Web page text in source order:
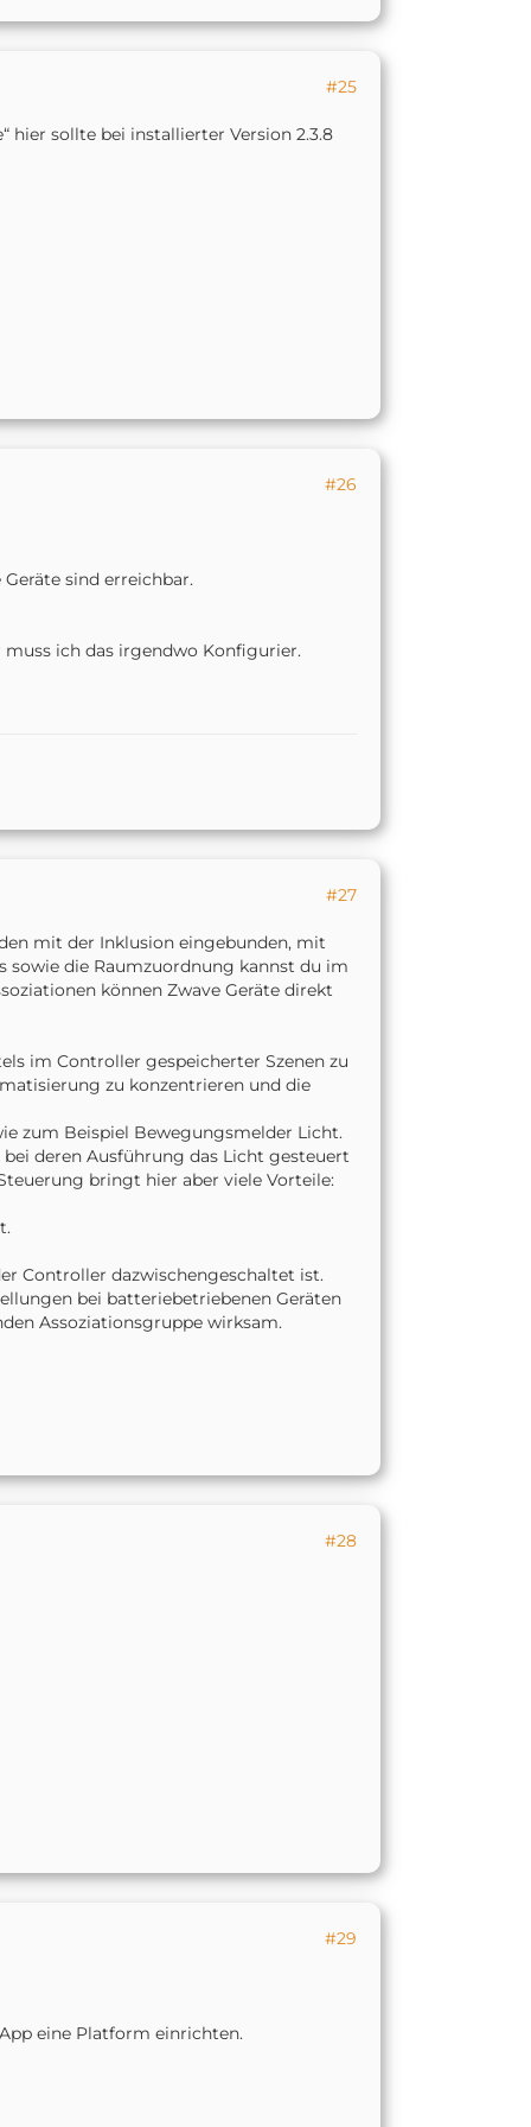
#25
hier sollte bei installierter Version 2.3.8
#26
sind erreichbar.
ich das irgendwo Konfigurier.
#27
mit der Inklusion eingebunden, mit
sowie die Raumzuordnung kannst du im
können Zwave Geräte direkt
im Controller gespeicherter Szenen zu
zu konzentrieren und die
zum Beispiel Bewegungsmelder Licht.
deren Ausführung das Licht gesteuert
bringt hier aber viele Vorteile:
Controller dazwischengeschaltet ist.
bei batteriebetriebenen Geräten
Assoziationsgruppe wirksam.
#28
#29
eine Platform einrichten.